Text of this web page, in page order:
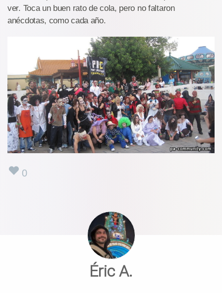
ver. Toca un buen rato de cola, pero no faltaron
anécdotas, como cada año.
0
Éric A.